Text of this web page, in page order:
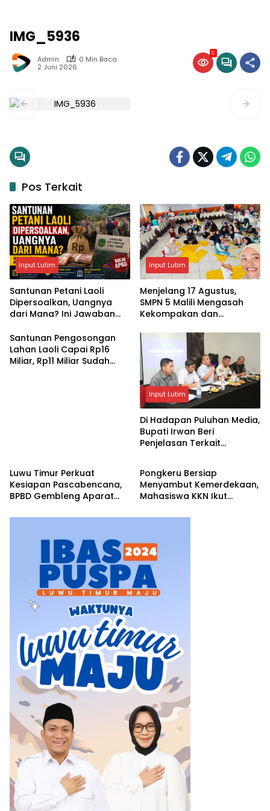
IMG_5936
Admin
0 Min Baca
2 Juni 2026
0
Pos Terkait
Input Lutim
Santunan Petani Laoli
Dipersoalkan, Uangnya
dari Mana? Ini Jawaban
Input Lutim
Menjelang 17 Agustus,
SMPN 5 Malili Mengasah
Kekompakan dan
Santunan Pengosongan
Lahan Laoli Capai Rp16
Miliar, Rp11 Miliar Sudah
Input Lutim
Di Hadapan Puluhan Media,
Bupati Irwan Beri
Penjelasan Terkait
Luwu Timur Perkuat
Kesiapan Pascabencana,
BPBD Gembleng Aparat
Input Lutim
Pongkeru Bersiap
Menyambut Kemerdekaan,
Mahasiswa KKN Ikut
17 Agustus